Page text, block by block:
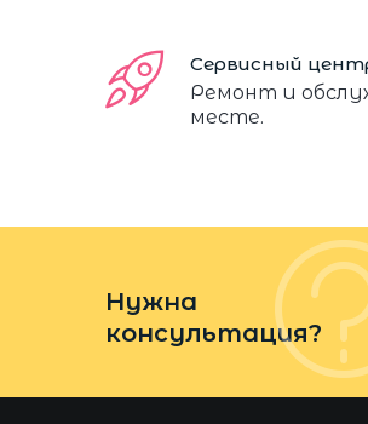
Сервисный
Ремонт и
месте.
Нужна
консультация?